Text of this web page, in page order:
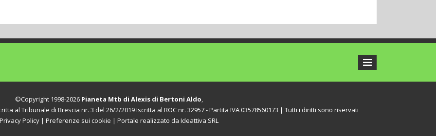
©Copyright 1998-2026 Pianeta Mtb di Alexis di Bertoni Aldo,
al Tribunale di Brescia nr. 3 del 26/2/2019 Iscritta al ROC nr. 32957 - Partita IVA 03578560173 | Tutti i diritti sono riservati
Privacy Policy | Preferenze sui cookie | Portale realizzato da Ideattiva SRL